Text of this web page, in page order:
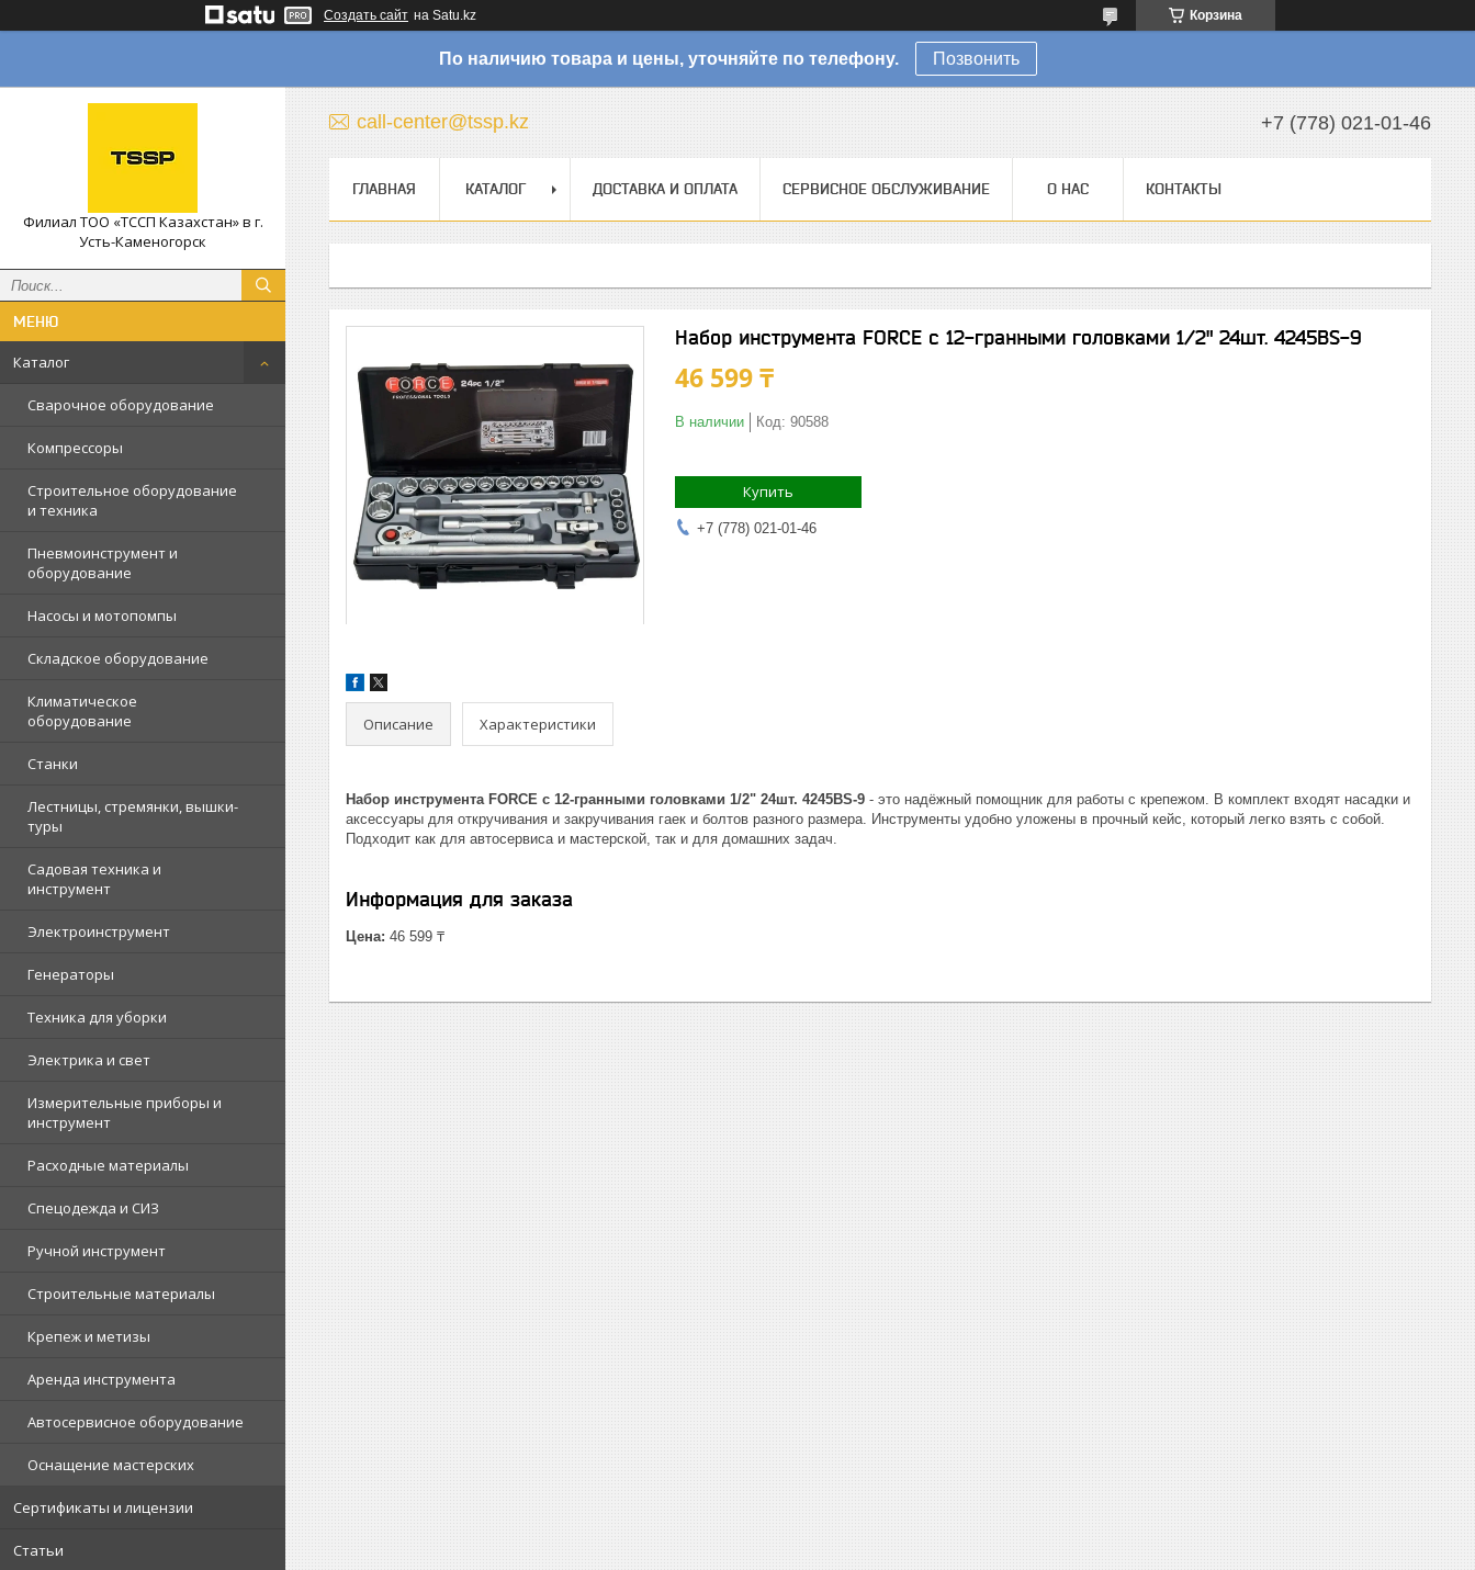
Создать сайт на Satu.kz Корзина
По наличию товара и цены, уточняйте по телефону. Позвонить
Филиал ТОО «ТССП Казахстан» в г.
Усть-Каменогорск
Каталог
Сварочное оборудование
Компрессоры
Строительное оборудование
и техника
Пневмоинструмент и
оборудование
Насосы и мотопомпы
Складское оборудование
Климатическое
оборудование
Станки
Лестницы, стремянки, вышки-
туры
Садовая техника и
инструмент
Электроинструмент
Генераторы
Техника для уборки
Электрика и свет
Измерительные приборы и
инструмент
Расходные материалы
Спецодежда и СИЗ
Ручной инструмент
Строительные материалы
Крепеж и метизы
Аренда инструмента
Автосервисное оборудование
Оснащение мастерских
Сертификаты и лицензии
Статьи
call-center@tssp.kz +7 (778) 021-01-46
ГЛАВНАЯ КАТАЛОГ ДОСТАВКА И ОПЛАТА СЕРВИСНОЕ ОБСЛУЖИВАНИЕ О НАС КОНТАКТЫ
Набор инструмента FORCE с 12-гранными головками 1/2" 24шт. 4245BS-9
46 599 ₸
В наличии Код: 90588
Купить
+7 (778) 021-01-46
Описание Характеристики
Набор инструмента FORCE с 12-гранными головками 1/2" 24шт. 4245BS-9 - это надёжный помощник для работы с крепежом. В комплект входят насадки и
аксессуары для откручивания и закручивания гаек и болтов разного размера. Инструменты удобно уложены в прочный кейс, который легко взять с собой.
Подходит как для автосервиса и мастерской, так и для домашних задач.
Информация для заказа
Цена: 46 599 ₸